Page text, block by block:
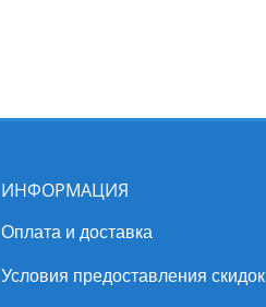
ИНФОРМАЦИЯ
Оплата и доставка
Условия предоставления скидок